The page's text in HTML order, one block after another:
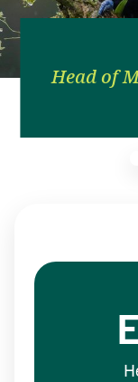
Head of